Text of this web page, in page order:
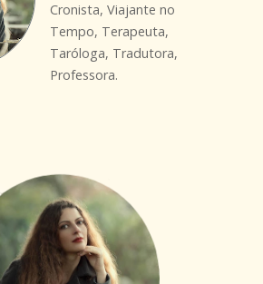
Cronista, Viajante no
Tempo, Terapeuta,
Taróloga, Tradutora,
Professora.